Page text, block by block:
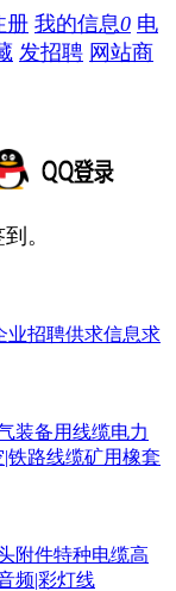
册 我的信息0 电
发招聘 网站商
。
业招聘供求信息求
装备用线缆电力
|铁路线缆矿用橡套
附件特种电缆高
频|彩灯线